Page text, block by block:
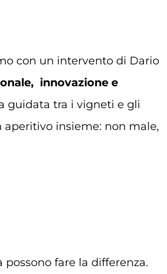
con un intervento di Dario
innovazione e
guidata tra i vigneti e gli
insieme: non male,
fare la differenza.